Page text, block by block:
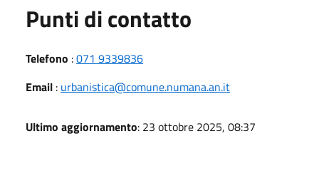
Punti di contatto
Telefono :071 9339836
Email : urbanistica@comune.numana.an.it
Ultimo aggiornamento: 23 ottobre 2025, 08:37